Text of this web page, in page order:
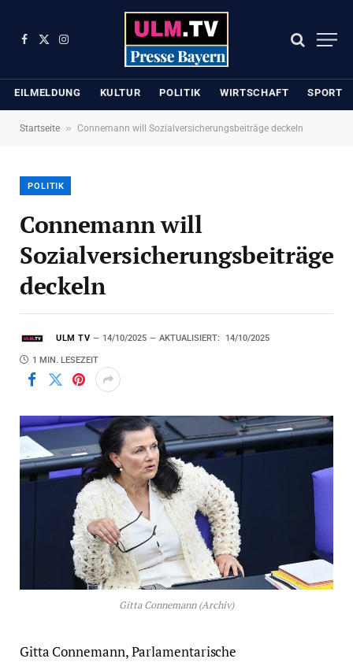
Facebook
X
Instagram
EILMELDUNG KULTUR POLITIK WIRTSCHAFT SPORT
Startseite » Connemann will Sozialversicherungsbeiträge deckeln
POLITIK
Connemann will
Sozialversicherungsbeiträge
deckeln
ULM TV 14/10/2025 AKTUALISIERT: 14/10/2025
1 MIN. LESEZEIT
Gitta Connemann (Archiv)
Gitta Connemann, Parlamentarische